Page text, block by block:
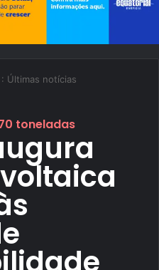
Últimas notícias
toneladas